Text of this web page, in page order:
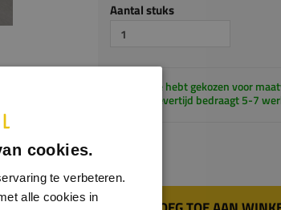
of
Aantal stuks
Je hebt gekozen voor
levertijd bedraagt 5-7
cookies.
te verbeteren.
alle cookies in